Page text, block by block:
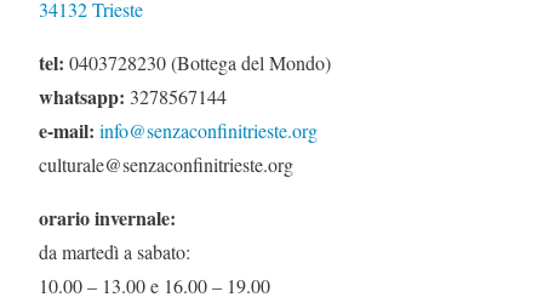
34132 Trieste
tel: 0403728230 (Bottega del Mondo)
whatsapp: 3278567144
e-mail: info@senzaconfinitrieste.org
culturale@senzaconfinitrieste.org
orario invernale:
da martedì a sabato:
10.00 – 13.00 e 16.00 – 19.00